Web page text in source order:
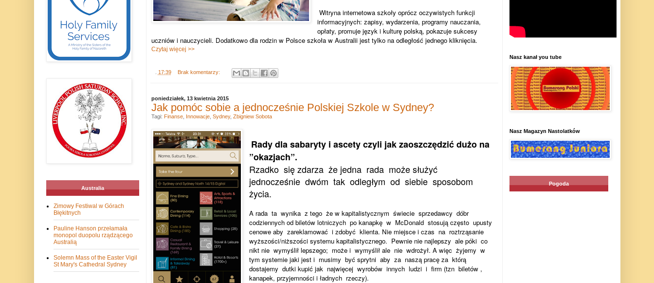
Witryna internetowa szkoły oprócz oczywistych funkcji
informacyjnych: zapisy, wydarzenia, programy nauczania,
opłaty, promuje język i kulturę polską, pokazuje sukcesy
uczniów i nauczycieli. Dodatkowo dla rodzin w Polsce szkoła w Australii jest tylko na odległość jednego kliknięcia.
Czytaj więcej >>
17:39 Brak komentarzy:
poniedziałek, 13 kwietnia 2015
Jak pomóc sobie a jednocześnie Polskiej Szkole w Sydney?
Rady dla sabaryty i ascety czyli jak zaoszczędzić dużo na
”okazjach”.
Rzadko się zdarza że jedna rada może służyć
jednocześnie dwóm tak odległym od siebie sposobom
życia.
A rada ta wynika z tego że w kapitalistycznym świecie sprzedawcy dóbr
codziennych od biletów lotniczych po kanapkę w McDonald stosują często upusty
cenowe aby zareklamować i zdobyć klienta. Nie miejsce i czas na roztrząsanie
wyższości/niższości systemu kapitalistycznego. Pewnie nie najlepszy ale póki co
nikt nie wymyślił lepszego; może i wymyślił ale nie wdrożył. A więc żyjemy w
tym systemie jaki jest i musimy być sprytni aby za naszą pracę za którą
dostajemy dutki kupić jak najwięcej wyrobów innych ludzi i firm (tzn biletów ,
kanapek, przyjemności i ładnych rzeczy).
Tagi: Finanse, Innowacje, Sydney, Zbigniew Sobota
Australia
Zimowy Festiwal w Górach
Błękitnych
Pauline Hanson przełamała
monopol duopolu rządzącego
Australią
Solemn Mass of the Easter Vigil
St Mary's Cathedral Sydney
Nasz kanał you tube
Nasz Magazyn Nastolatków
Pogoda